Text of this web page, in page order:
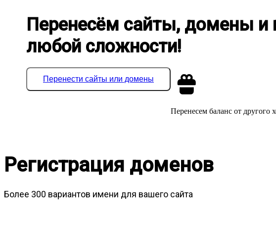
Перенесём сайты, домены и
любой сложности!
Перенести сайты или домены
Перенесем баланс от другого
Регистрация доменов
Более 300 вариантов имени для вашего сайта